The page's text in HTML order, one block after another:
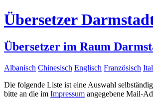
Übersetzer
Übersetzer im Raum
Albanisch Chinesisch Englisch Französisch
Die folgende Liste ist eine Auswahl
bitte an die im Impressum angegebene Mail-